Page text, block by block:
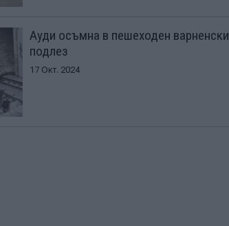
Ауди осъмна в пешеходен варненски
подлез
17 Окт. 2024